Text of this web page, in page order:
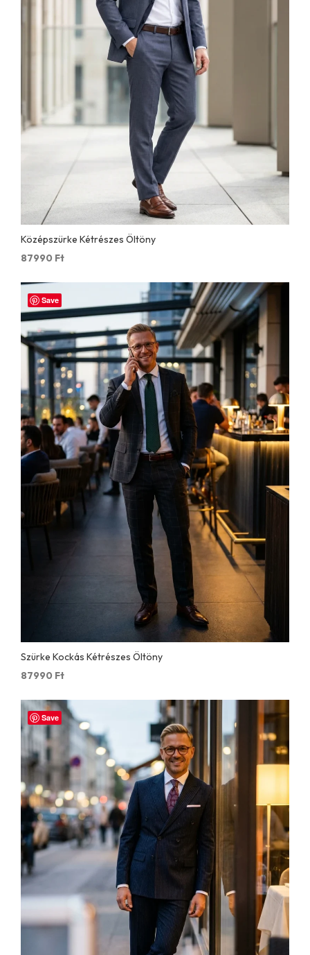
Középszürke Kétrészes Öltöny
87990 Ft
Save
Szürke Kockás Kétrészes Öltöny
87990 Ft
Save